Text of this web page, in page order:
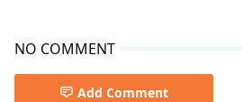
NO COMMENT
Add Comment